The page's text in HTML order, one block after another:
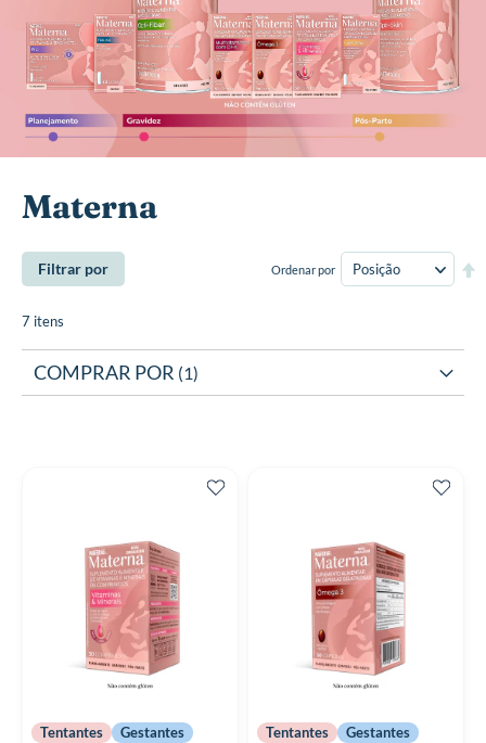
Materna
7 itens
Ordenar por
Tentantes
Gestantes
Tentantes
Gestantes
Filtrar por
COMPRAR POR